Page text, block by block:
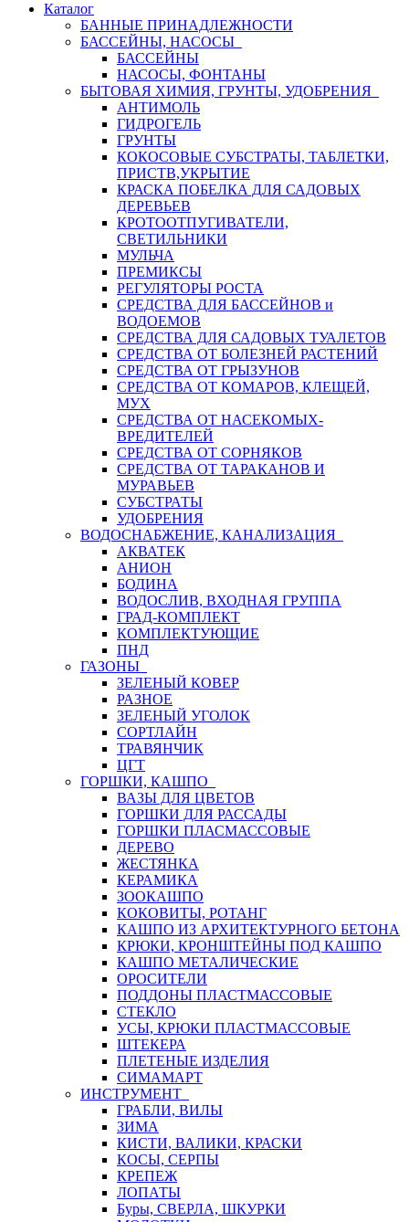
Каталог
БАННЫЕ ПРИНАДЛЕЖНОСТИ
БАССЕЙНЫ, НАСОСЫ
БАССЕЙНЫ
НАСОСЫ, ФОНТАНЫ
БЫТОВАЯ ХИМИЯ, ГРУНТЫ, УДОБРЕНИЯ
АНТИМОЛЬ
ГИДРОГЕЛЬ
ГРУНТЫ
КОКОСОВЫЕ СУБСТРАТЫ, ТАБЛЕТКИ,
ПРИСТВ,УКРЫТИЕ
КРАСКА ПОБЕЛКА ДЛЯ САДОВЫХ
ДЕРЕВЬЕВ
КРОТООТПУГИВАТЕЛИ,
СВЕТИЛЬНИКИ
МУЛЬЧА
ПРЕМИКСЫ
РЕГУЛЯТОРЫ РОСТА
СРЕДСТВА ДЛЯ БАССЕЙНОВ и
ВОДОЕМОВ
СРЕДСТВА ДЛЯ САДОВЫХ ТУАЛЕТОВ
СРЕДСТВА ОТ БОЛЕЗНЕЙ РАСТЕНИЙ
СРЕДСТВА ОТ ГРЫЗУНОВ
СРЕДСТВА ОТ КОМАРОВ, КЛЕЩЕЙ,
МУХ
СРЕДСТВА ОТ НАСЕКОМЫХ-
ВРЕДИТЕЛЕЙ
СРЕДСТВА ОТ СОРНЯКОВ
СРЕДСТВА ОТ ТАРАКАНОВ И
МУРАВЬЕВ
СУБСТРАТЫ
УДОБРЕНИЯ
ВОДОСНАБЖЕНИЕ, КАНАЛИЗАЦИЯ
АКВАТЕК
АНИОН
БОДИНА
ВОДОСЛИВ, ВХОДНАЯ ГРУППА
ГРАД-КОМПЛЕКТ
КОМПЛЕКТУЮЩИЕ
ПНД
ГАЗОНЫ
ЗЕЛЕНЫЙ КОВЕР
РАЗНОЕ
ЗЕЛЕНЫЙ УГОЛОК
СОРТЛАЙН
ТРАВЯНЧИК
ЦГТ
ГОРШКИ, КАШПО
ВАЗЫ ДЛЯ ЦВЕТОВ
ГОРШКИ ДЛЯ РАССАДЫ
ГОРШКИ ПЛАСМАССОВЫЕ
ДЕРЕВО
ЖЕСТЯНКА
КЕРАМИКА
ЗООКАШПО
КОКОВИТЫ, РОТАНГ
КАШПО ИЗ АРХИТЕКТУРНОГО БЕТОНА
КРЮКИ, КРОНШТЕЙНЫ ПОД КАШПО
КАШПО МЕТАЛИЧЕСКИЕ
ОРОСИТЕЛИ
ПОДДОНЫ ПЛАСТМАССОВЫЕ
СТЕКЛО
УСЫ, КРЮКИ ПЛАСТМАССОВЫЕ
ШТЕКЕРА
ПЛЕТЕНЫЕ ИЗДЕЛИЯ
СИМАМАРТ
ИНСТРУМЕНТ
ГРАБЛИ, ВИЛЫ
ЗИМА
КИСТИ, ВАЛИКИ, КРАСКИ
КОСЫ, СЕРПЫ
КРЕПЕЖ
ЛОПАТЫ
Буры, СВЕРЛА, ШКУРКИ